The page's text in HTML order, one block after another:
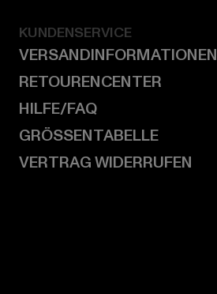
KUNDENSERVICE
VERSANDINFORMATIONEN
RETOURENCENTER
HILFE/FAQ
GRÖSSENTABELLE
VERTRAG WIDERRUFEN